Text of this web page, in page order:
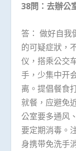
38問：去辦公
答： 做好自我
的可疑症狀，
仪，搭乘公交
手，少集中开
离。提倡餐食
就餐，应避免
公室要多通风
要定期消毒。
身携带免洗手